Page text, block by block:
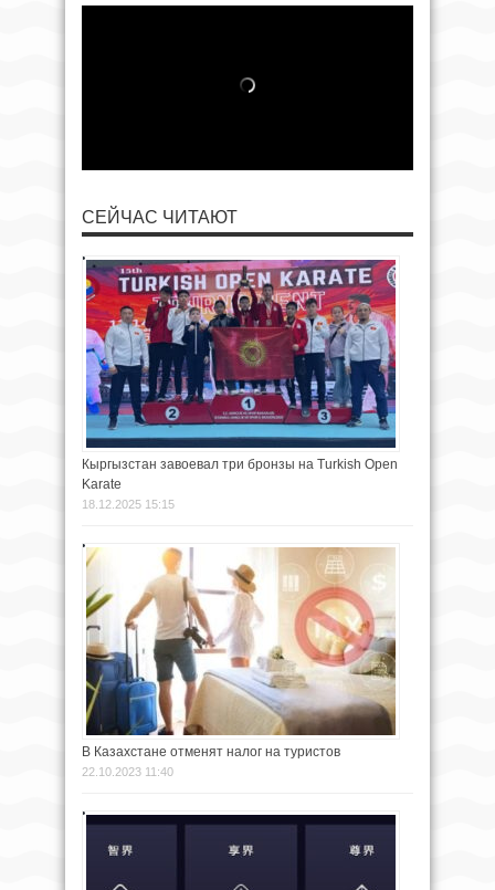
СЕЙЧАС ЧИТАЮТ
Кыргызстан завоевал три бронзы на Turkish Open
Karate
18.12.2025 15:15
В Казахстане отменят налог на туристов
22.10.2023 11:40